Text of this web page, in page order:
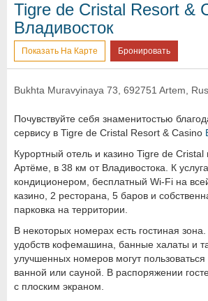
Tigre de Cristal Resort &
Владивосток
Показать На Карте Бронировать
Bukhta Muravyinaya 73, 692751 Artem,
Почувствуйте себя знаменитостью
сервису в Tigre de Cristal Resort & Casino
Курортный отель и казино Tigre de Cristal
Артёме, в 38 км от Владивостока. К
кондиционером, бесплатный Wi-Fi на
казино, 2 ресторана, 5 баров и
парковка на территории.
В некоторых номерах есть гостиная
удобств кофемашина, банные халаты и
улучшенных номеров могут
ванной или сауной. В распоряжении
с плоским экраном.